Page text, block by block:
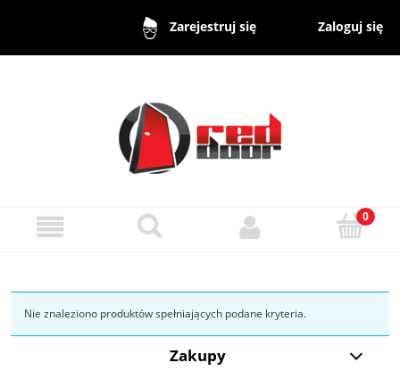
Zarejestruj się Zaloguj się
Nie znaleziono produktów spełniających podane kryteria.
Zakupy